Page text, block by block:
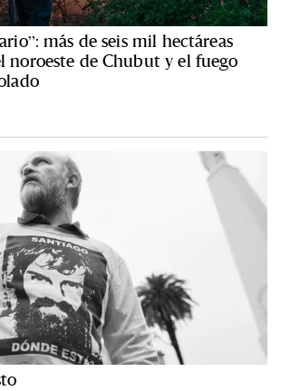
más de seis mil hectáreas
noroeste de Chubut y el fuego